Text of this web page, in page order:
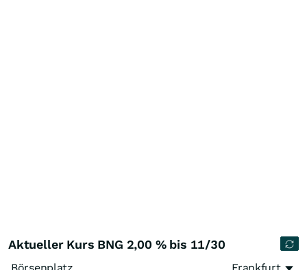
Aktueller Kurs BNG 2,00 % bis 11/30